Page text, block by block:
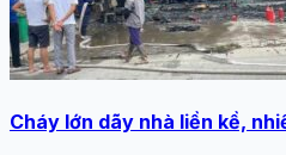
Cháy lớn dãy nhà liền kề,